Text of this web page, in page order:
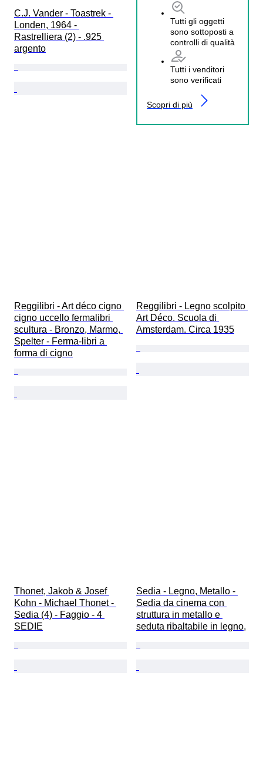
Tutti gli oggetti
sono sottoposti a
controlli di qualità
Tutti i venditori
sono verificati
Scopri di più
C.J. Vander - Toastrek -
Londen, 1964 -
Rastrelliera (2) - .925
argento
Reggilibri - Art déco cigno
cigno uccello fermalibri
scultura - Bronzo, Marmo,
Spelter - Ferma-libri a
forma di cigno
Reggilibri - Legno scolpito
Art Déco. Scuola di
Amsterdam. Circa 1935
Thonet, Jakob & Josef
Kohn - Michael Thonet -
Sedia (4) - Faggio - 4
SEDIE
Sedia - Legno, Metallo -
Sedia da cinema con
struttura in metallo e
seduta ribaltabile in legno,